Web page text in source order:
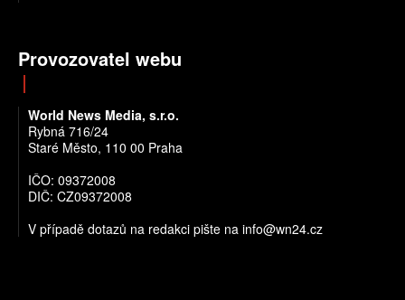
Provozovatel webu
World News Media, s.r.o.
Rybná 716/24
Staré Město, 110 00 Praha
IČO: 09372008
DIČ: CZ09372008
V případě dotazů na redakci pište na info@wn24.cz